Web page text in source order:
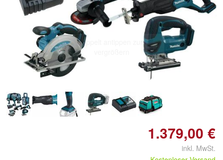
Doppelt antippen zum
1.379,00 €
inkl. MwSt.